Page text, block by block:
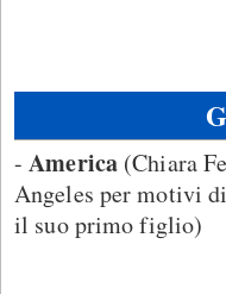
-America (Chiara
Angeles per motivi
il suo primo figlio)